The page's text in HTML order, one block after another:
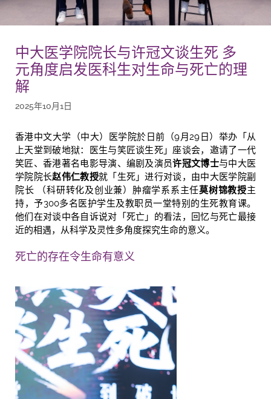
中大医学院院长与许冠文谈生死 多
元角度启发医科生对生命与死亡的理
解
2025年10月1日
香港中文大学（中大）医学院於日前（9月29日）举办「从
上天堂到破地狱：医生与笑匠谈生死」座谈会，邀请了一代
笑匠、香港著名电影导演、编剧及演员许冠文博士与中大医
学院院长赵伟仁教授就「生死」进行对谈，由中大医学院副
院长 （科研转化及创业兼）肿瘤学系系主任莫树锦教授主
持，予300多名医护学生及教职员一堂特别的生死教育课。
他们在对谈中各自诉说对「死亡」的看法，回忆与死亡最接
近的相遇，从科学及灵性多角度探究生命的意义。
死亡的存在令生命有意义